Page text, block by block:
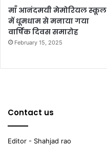
माँ आनंदमयी मेमोरियल स्कूल
में धूमधाम से मनाया गया
वार्षिक दिवस समारोह
February 15, 2025
Contact us
Editor - Shahjad rao